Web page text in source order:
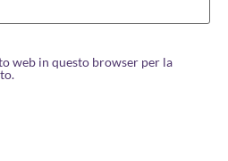
web in questo browser per la